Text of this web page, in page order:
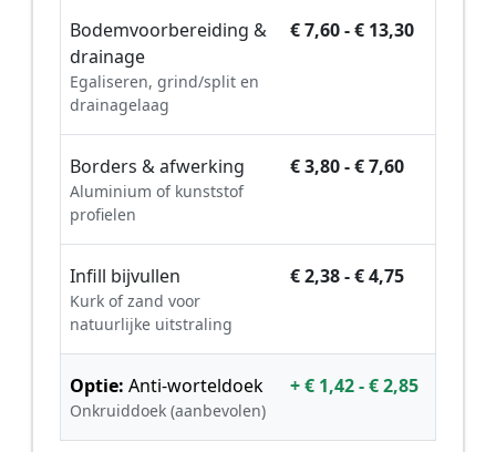
Bodemvoorbereiding &
drainage
Egaliseren, grind/split en
drainagelaag
€ 7,60 - € 13,30
Borders & afwerking
Aluminium of kunststof
profielen
€ 3,80 - € 7,60
Infill bijvullen
Kurk of zand voor
natuurlijke uitstraling
€ 2,38 - € 4,75
Optie: Anti-worteldoek
Onkruiddoek (aanbevolen)
+ € 1,42 - € 2,85